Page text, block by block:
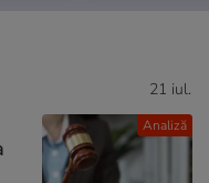
Analiză
21 iul.